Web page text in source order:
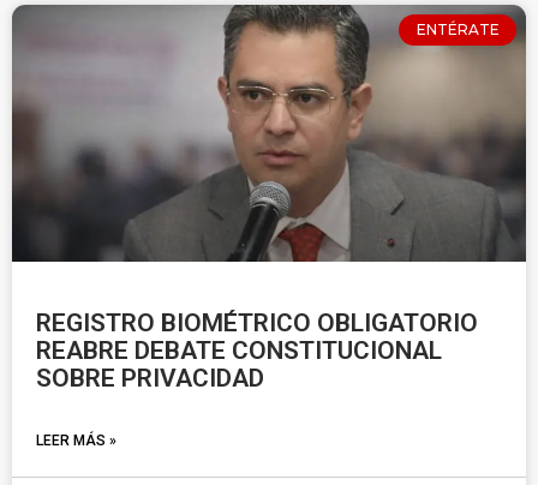
ENTÉRATE
REGISTRO BIOMÉTRICO OBLIGATORIO
REABRE DEBATE CONSTITUCIONAL
SOBRE PRIVACIDAD
LEER MÁS »